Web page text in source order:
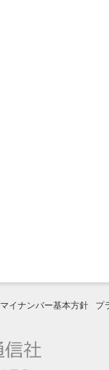
マイナンバー基本方針 プ